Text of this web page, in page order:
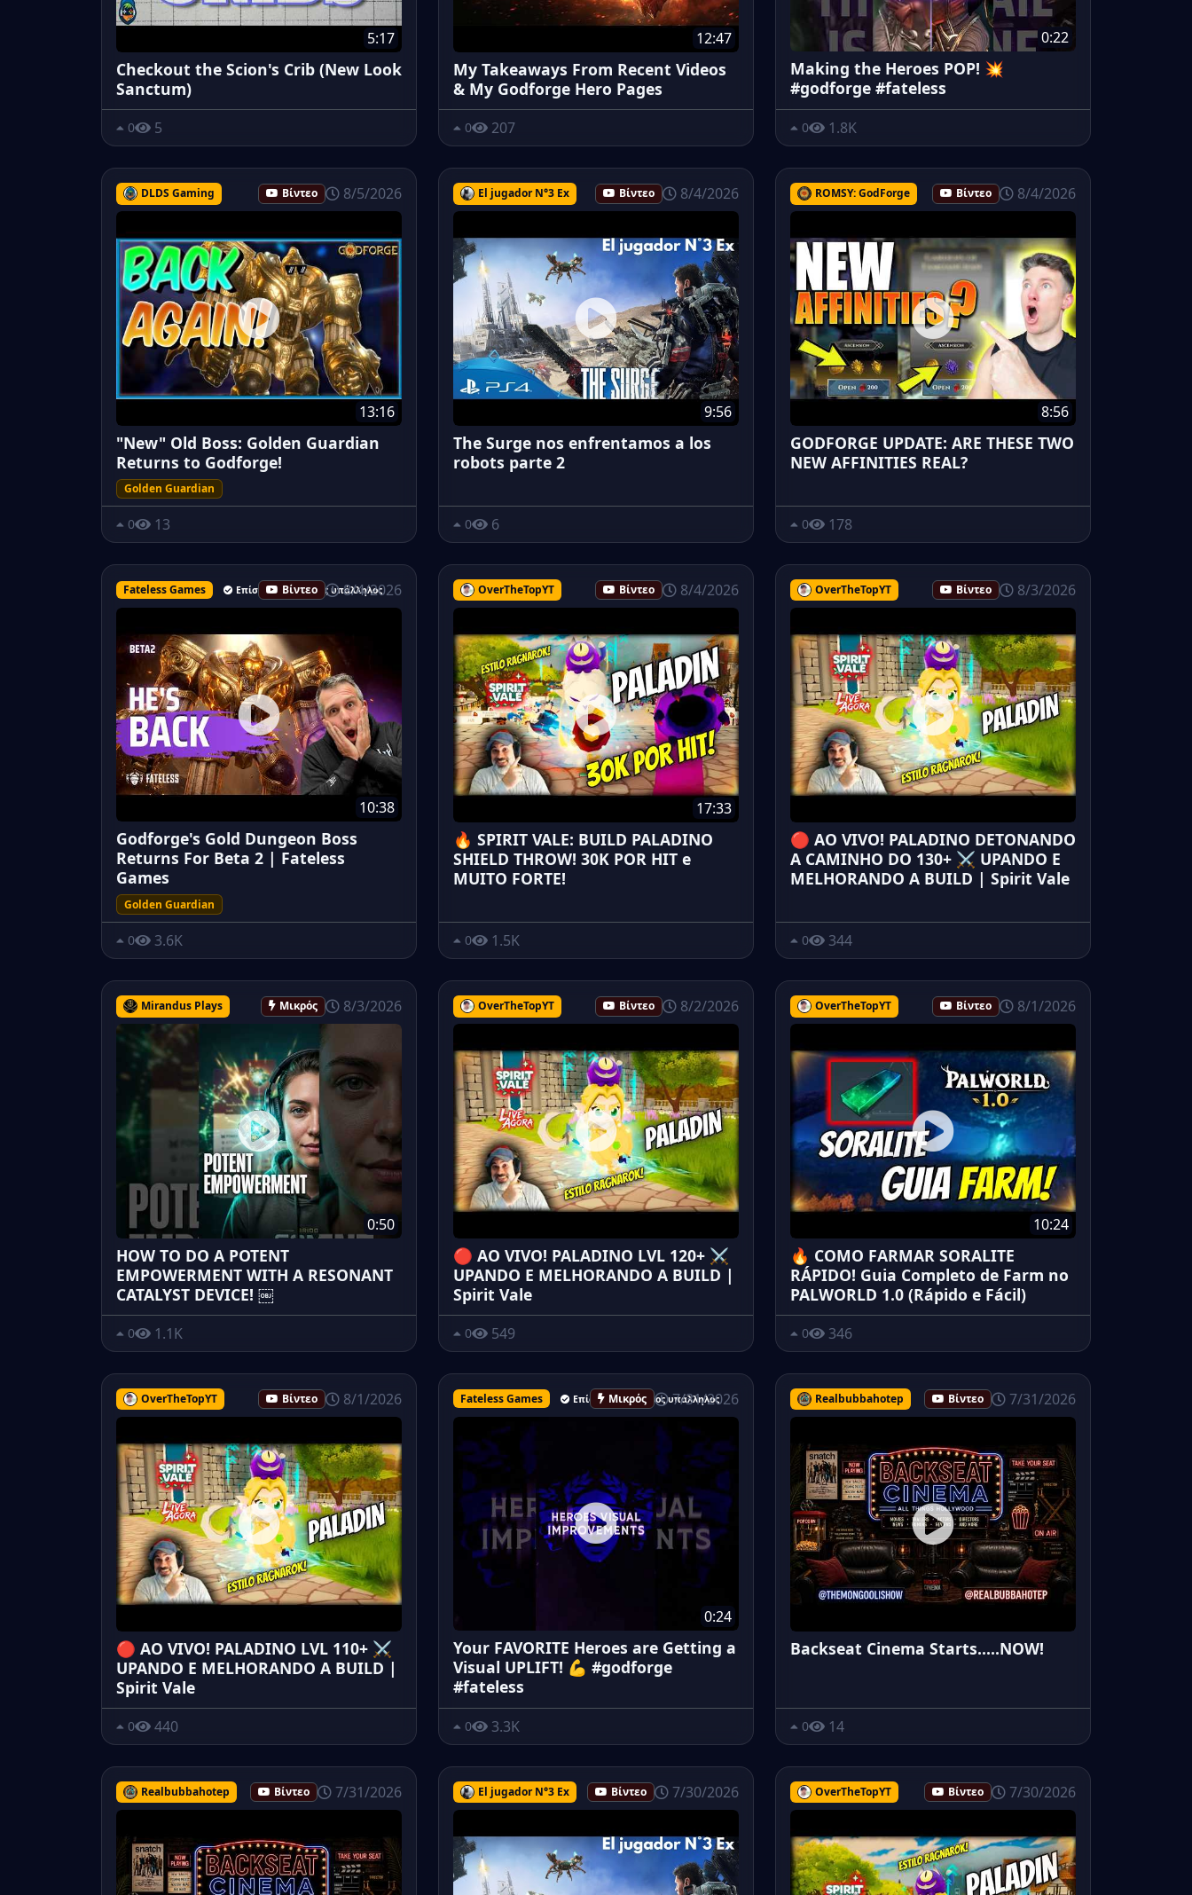
5:17
Checkout the Scion's Crib (New Look
Sanctum)
0 5
12:47
My Takeaways From Recent Videos
& My Godforge Hero Pages
0 207
0:22
Making the Heroes POP! 💥
#godforge #fateless
0 1.8K
DLDS Gaming Βίντεο 8/5/2026
13:16
"New" Old Boss: Golden Guardian
Returns to Godforge!
Golden Guardian
0 13
El jugador N°3 Ex Βίντεο 8/4/2026
9:56
The Surge nos enfrentamos a los
robots parte 2
0 6
ROMSY: GodForge Βίντεο 8/4/2026
8:56
GODFORGE UPDATE: ARE THESE TWO
NEW AFFINITIES REAL?
0 178
Fateless Games Επίσημος ανώτερος υπάλληλος
Βίντεο 8/4/2026
10:38
Godforge's Gold Dungeon Boss
Returns For Beta 2 | Fateless
Games
Golden Guardian
0 3.6K
OverTheTopYT Βίντεο 8/4/2026
17:33
🔥 SPIRIT VALE: BUILD PALADINO
SHIELD THROW! 30K POR HIT e
MUITO FORTE!
0 1.5K
OverTheTopYT Βίντεο 8/3/2026
🔴 AO VIVO! PALADINO DETONANDO
A CAMINHO DO 130+ ⚔️ UPANDO E
MELHORANDO A BUILD | Spirit Vale
0 344
Mirandus Plays Μικρός 8/3/2026
0:50
HOW TO DO A POTENT
EMPOWERMENT WITH A RESONANT
CATALYST DEVICE! ￼
0 1.1K
OverTheTopYT Βίντεο 8/2/2026
🔴 AO VIVO! PALADINO LVL 120+ ⚔️
UPANDO E MELHORANDO A BUILD |
Spirit Vale
0 549
OverTheTopYT Βίντεο 8/1/2026
10:24
🔥 COMO FARMAR SORALITE
RÁPIDO! Guia Completo de Farm no
PALWORLD 1.0 (Rápido e Fácil)
0 346
OverTheTopYT Βίντεο 8/1/2026
🔴 AO VIVO! PALADINO LVL 110+ ⚔️
UPANDO E MELHORANDO A BUILD |
Spirit Vale
0 440
Fateless Games Επίσημος ανώτερος υπάλληλος
Μικρός 7/31/2026
0:24
Your FAVORITE Heroes are Getting a
Visual UPLIFT! 💪 #godforge
#fateless
0 3.3K
Realbubbahotep Βίντεο 7/31/2026
Backseat Cinema Starts.....NOW!
0 14
Realbubbahotep Βίντεο 7/31/2026 El jugador N°3 Ex Βίντεο 7/30/2026 OverTheTopYT Βίντεο 7/30/2026